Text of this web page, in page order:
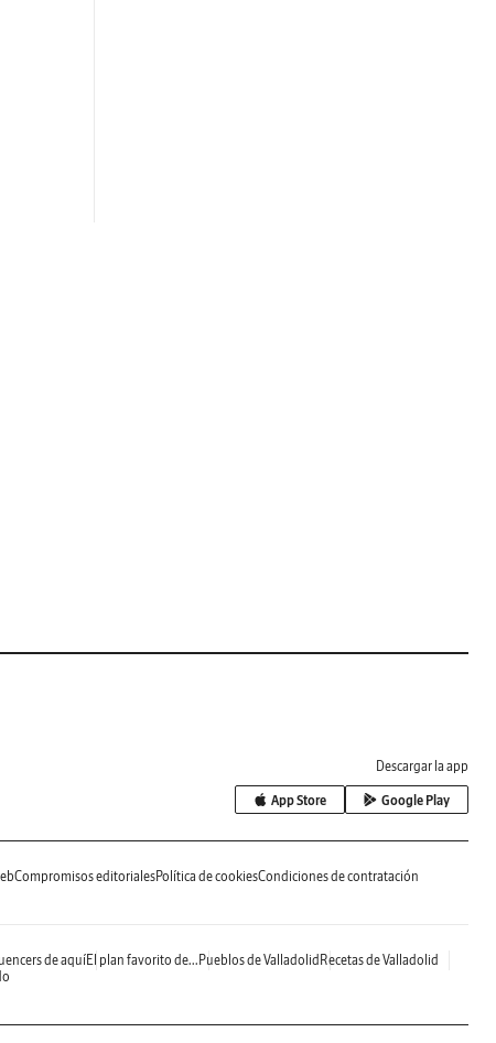
Descargar la app
App Store Google Play
Compromisos editorialesPolítica de cookiesCondiciones de contratación
de aquíEl plan favorito de... Pueblos de Valladolid Recetas de Valladolid